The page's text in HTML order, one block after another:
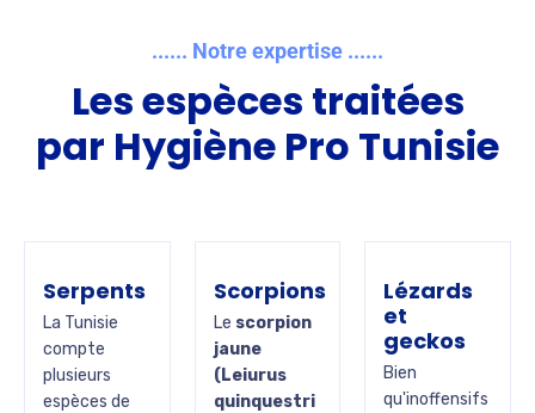
...... Notre expertise ......
Les espèces traitées
par Hygiène Pro Tunisie
Serpents
La Tunisie
compte
plusieurs
espèces de
Scorpions
Le scorpion
jaune
(Leiurus
quinquestri
Lézards
et
geckos
Bien
qu'inoffensifs